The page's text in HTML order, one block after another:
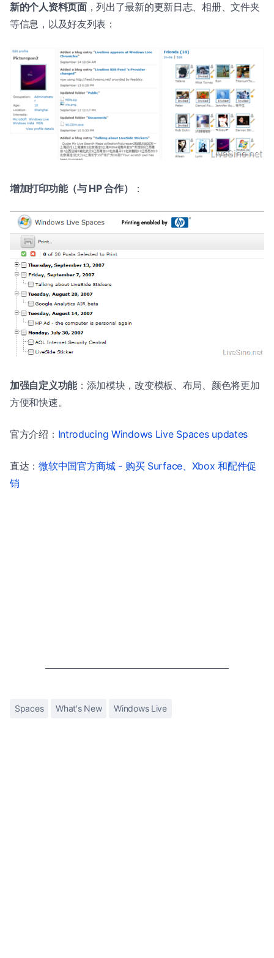
新的个人资料页面，列出了最新的更新日志、相册、文件夹
等信息，以及好友列表：
增加打印功能（与 HP 合作） ：
加强自定义功能：添加模块，改变模板、布局、颜色将更加
方便和快速。
官方介绍： Introducing Windows Live Spaces updates
直达：微软中国官方商城 - 购买 Surface、Xbox 和配件促
销
Spaces What's New Windows Live